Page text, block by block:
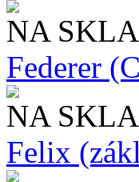
NA
Federer
NA
Felix